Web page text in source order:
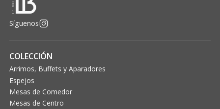
Síguenos
COLECCIÓN
Arrimos, Buffets y Aparadores
Espejos
Mesas de Comedor
Mesas de Centro